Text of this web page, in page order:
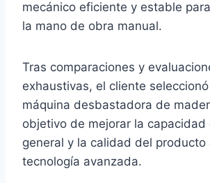
mecánico eficiente y estable
la mano de obra manual.
Tras comparaciones y
exhaustivas, el cliente
máquina desbastadora de
objetivo de mejorar la capacidad
general y la calidad del producto
tecnología avanzada.